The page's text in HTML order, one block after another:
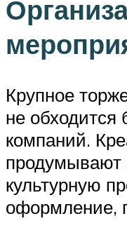
Крупное
не
компаний.
продумывают
культурную
оформление,